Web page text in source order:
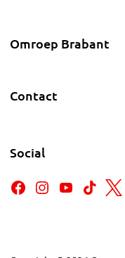
Omroep Brabant
Contact
Social